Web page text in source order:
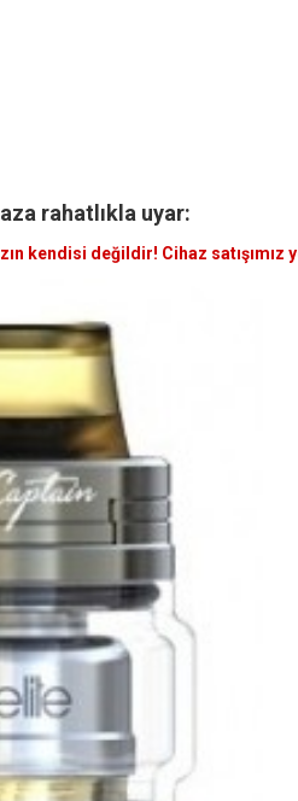
rahatlıkla uyar:
kendisi değildir! Cihaz satışımız